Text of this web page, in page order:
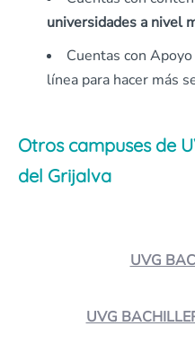
universidades a nivel
Cuentas con
línea para hacer más
Otros campuses de
del Grijalva
UVG
UVG